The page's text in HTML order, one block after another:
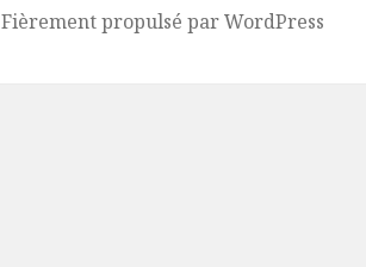
Fièrement propulsé par WordPress